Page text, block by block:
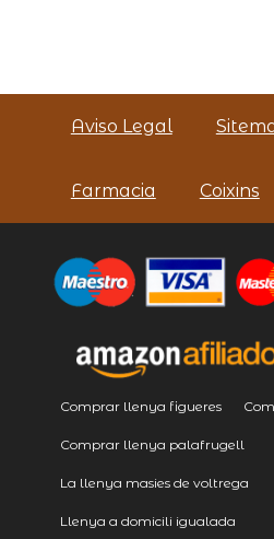
Aviso Legal
Farmacia Coixins
Comprar llenya figueres
Comprar llenya palafrugell
La llenya masies de voltrega
Llenya a domicili igualada